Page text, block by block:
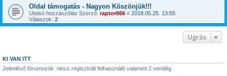
Oldal támogatás - Nagyon Köszönjük!!!
Utolsó hozzászólás Szerző: raptor666 « 2018.05.25. 13:55
Válaszok: 2
Ugrás
KI VAN ITT
Jelenlévő fórumozók: nincs regisztrált felhasználó valamint 2 vendég